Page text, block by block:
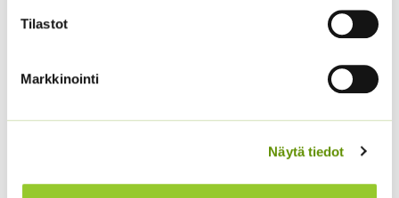
Tilastot
Markkinointi
Näytä tiedot
Bon sekoitus